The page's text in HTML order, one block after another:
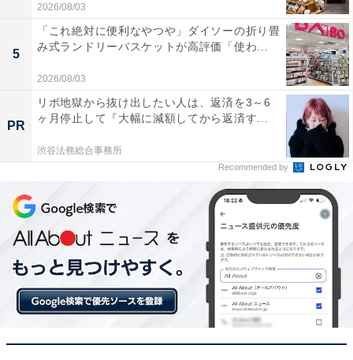
2026/08/03
5
「これ絶対に便利なやつや」ダイソーの折り畳
み式ランドリーバスケットが高評価「使わ...
2026/08/03
PR
リボ地獄から抜け出したい人は、返済を3～6
ヶ月停止して『大幅に減額してから返済す...
渋谷法務総合事務所
Recommended by